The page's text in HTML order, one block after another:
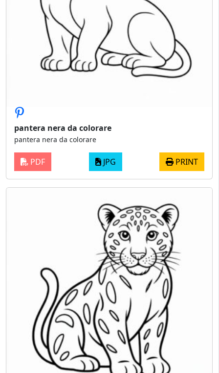
pantera nera da colorare
pantera nera da colorare
PDF JPG PRINT